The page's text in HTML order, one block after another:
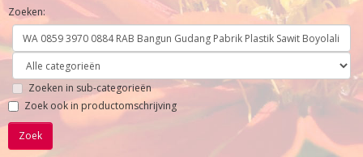
Zoeken:
Zoeken in sub-categorieën
Zoek ook in productomschrijving